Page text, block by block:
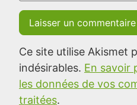
Ce site utilise Akismet
indésirables. En savoir
les données de vos
traitées.